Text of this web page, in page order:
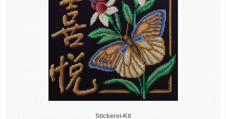
Stickerei-Kit